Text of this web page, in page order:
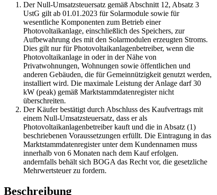
Der Null-Umsatzsteuersatz gemäß Abschnitt 12, Absatz 3
UstG gilt ab 01.01.2023 für Solarmodule sowie für
wesentliche Komponenten zum Betrieb einer
Photovoltaikanlage, einschließlich des Speichers, zur
Aufbewahrung des mit den Solarmodulen erzeugten Stroms.
Dies gilt nur für Photovoltaikanlagenbetreiber, wenn die
Photovoltaikanlage in oder in der Nähe von
Privatwohnungen, Wohnungen sowie öffentlichen und
anderen Gebäuden, die für Gemeinnützigkeit genutzt werden,
installiert wird. Die maximale Leistung der Anlage darf 30
kW (peak) gemäß Marktstammdatenregister nicht
überschreiten.
Der Käufer bestätigt durch Abschluss des Kaufvertrags mit
einem Null-Umsatzsteuersatz, dass er als
Photovoltaikanlagenbetreiber kauft und die in Absatz (1)
beschriebenen Voraussetzungen erfüllt. Die Eintragung in das
Marktstammdatenregister unter dem Kundennamen muss
innerhalb von 6 Monaten nach dem Kauf erfolgen.
andernfalls behält sich BOGA das Recht vor, die gesetzliche
Mehrwertsteuer zu fordern.
Beschreibung